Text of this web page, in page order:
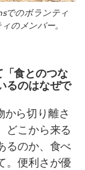
でのボランティ
のメンバー。
食とのつな
るのはなぜで
ら切り離さ
どこから来る
るのか、食べ
。便利さが優